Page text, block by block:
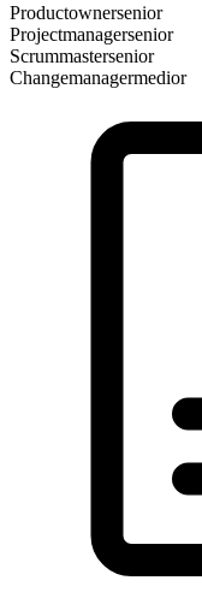
Productownersenior
Projectmanagersenior
Scrummastersenior
Changemanagermedior